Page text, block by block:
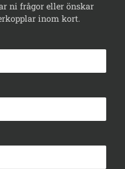
ni frågor eller önskar
inom kort.